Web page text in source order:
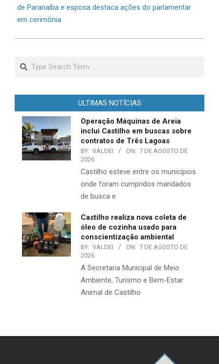
de Paranaíba e esposa destaca ações do parlamentar
em cerimônia
Search
ULTIMAS NOTÍCIAS
Operação Máquinas de Areia
inclui Castilho em buscas sobre
contratos de Três Lagoas
BY: VALDEI ON: 7 DE AGOSTO DE
2026
Castilho esteve entre os municípios
onde foram cumpridos mandados
de busca e
Castilho realiza nova coleta de
óleo de cozinha usado para
conscientização ambiental
BY: VALDEI ON: 7 DE AGOSTO DE
2026
A Secretaria Municipal de Meio
Ambiente, Turismo e Bem-Estar
Animal de Castilho